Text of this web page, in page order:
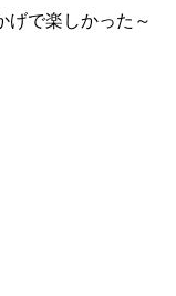
げで楽しかった～